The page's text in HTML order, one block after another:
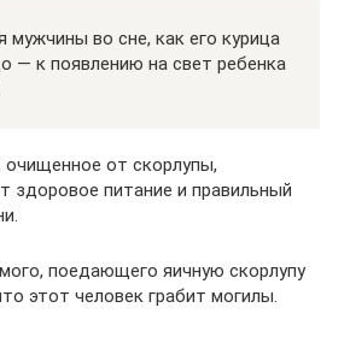
мужчины во сне, как его курица
— к появлению на свет ребенка
очищенное от скорлупы,
здоровое питание и правильный
поедающего яичную скорлупу
этот человек грабит могилы.